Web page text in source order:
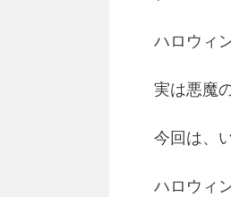
ハロウィ
実は悪魔
今回は、
ハロウィ